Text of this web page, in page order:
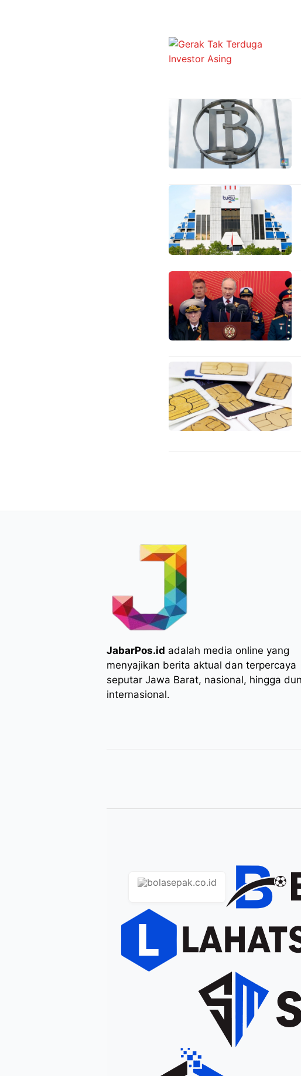
JabarPos.id adalah media online yang
menyajikan berita aktual dan terpercaya
seputar Jawa Barat, nasional, hingga
internasional.